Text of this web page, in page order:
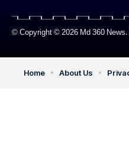
© Copyright © 2026 Md 360
Home About Us